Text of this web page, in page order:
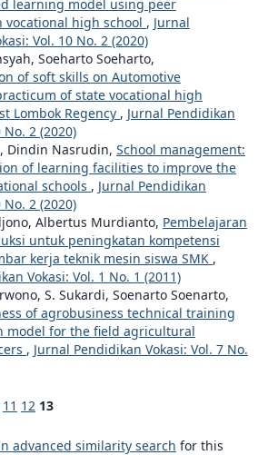
learning model using peer
vocational high school , Jurnal
Vol. 10 No. 2 (2020)
Soeharto Soeharto,
of soft skills on Automotive
of state vocational high
Lombok Regency , Jurnal Pendidikan
No. 2 (2020)
Dindin Nasrudin, School management:
of learning facilities to improve the
schools , Jurnal Pendidikan
No. 2 (2020)
Albertus Murdianto, Pembelajaran
untuk peningkatan kompetensi
kerja teknik mesin siswa SMK ,
Vokasi: Vol. 1 No. 1 (2011)
S. Sukardi, Soenarto Soenarto,
of agrobusiness technical training
model for the field agricultural
, Jurnal Pendidikan Vokasi: Vol. 7 No.
11 12 13
advanced similarity search for this